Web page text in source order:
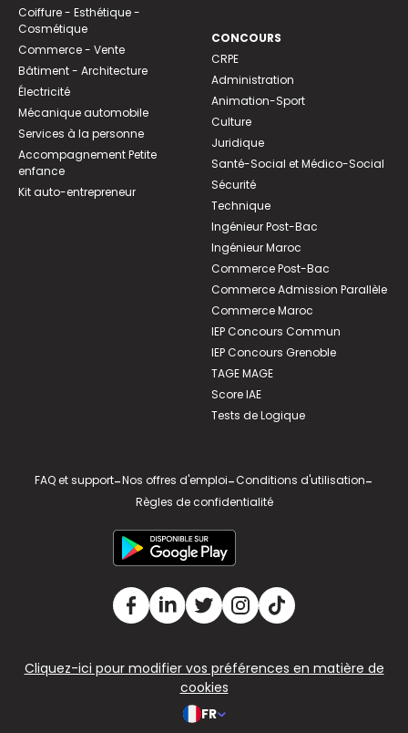
Coiffure - Esthétique -
Cosmétique
Commerce - Vente
Bâtiment - Architecture
Électricité
Mécanique automobile
Services à la personne
Accompagnement Petite
enfance
Kit auto-entrepreneur
CONCOURS
CRPE
Administration
Animation-Sport
Culture
Juridique
Santé-Social et Médico-Social
Sécurité
Technique
Ingénieur Post-Bac
Ingénieur Maroc
Commerce Post-Bac
Commerce Admission Parallèle
Commerce Maroc
IEP Concours Commun
IEP Concours Grenoble
TAGE MAGE
Score IAE
Tests de Logique
FAQ et support-Nos offres d'emploi-Conditions d'utilisation-
Règles de confidentialité
Cliquez-ici pour modifier vos préférences en matière de
cookies
FR